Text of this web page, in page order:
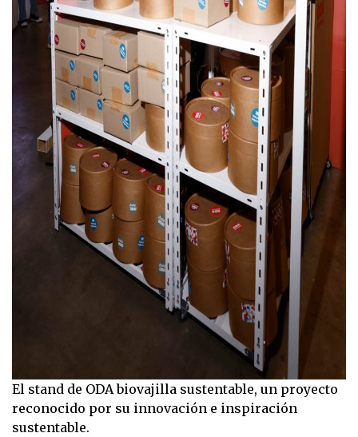
El stand de ODA biovajilla sustentable, un proyecto
reconocido por su innovación e inspiración
sustentable.